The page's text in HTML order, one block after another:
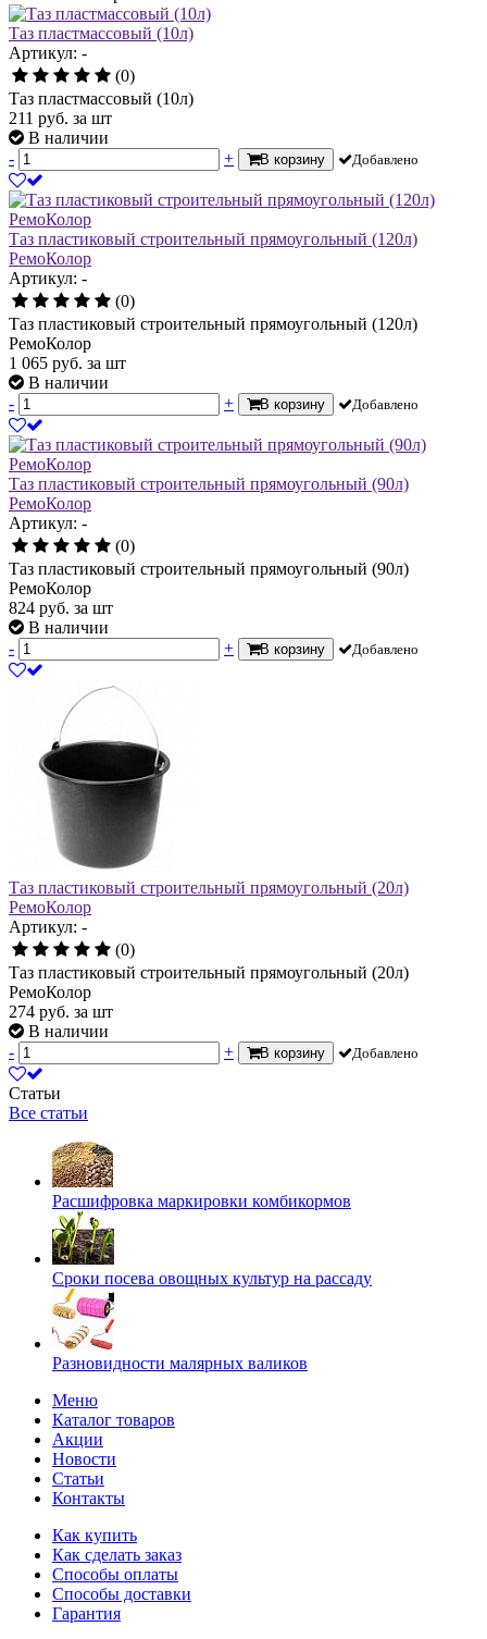
Таз пластмассовый (10л)
Артикул: -
(0)
Таз пластмассовый (10л)
211 руб. за шт
В наличии
-
+ В корзину Добавлено
Таз пластиковый строительный прямоугольный (120л)
РемоКолор
Артикул: -
(0)
Таз пластиковый строительный прямоугольный (120л)
РемоКолор
1 065 руб. за шт
В наличии
-
+ В корзину Добавлено
Таз пластиковый строительный прямоугольный (90л)
РемоКолор
Артикул: -
(0)
Таз пластиковый строительный прямоугольный (90л)
РемоКолор
824 руб. за шт
В наличии
-
+ В корзину Добавлено
Таз пластиковый строительный прямоугольный (20л)
РемоКолор
Артикул: -
(0)
Таз пластиковый строительный прямоугольный (20л)
РемоКолор
274 руб. за шт
В наличии
-
+ В корзину Добавлено
Статьи
Все статьи
Расшифровка маркировки комбикормов
Сроки посева овощных культур на рассаду
Разновидности малярных валиков
Меню
Каталог товаров
Акции
Новости
Статьи
Контакты
Как купить
Как сделать заказ
Способы оплаты
Способы доставки
Гарантия